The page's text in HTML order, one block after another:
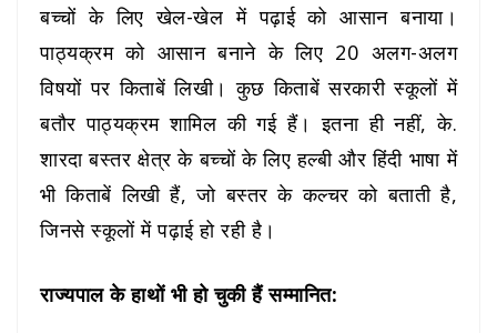
बच्चों के लिए खेल-खेल में पढ़ाई को आसान बनाया।
पाठ्यक्रम को आसान बनाने के लिए 20 अलग-अलग
विषयों पर किताबें लिखी। कुछ किताबें सरकारी स्कूलों में
बतौर पाठ्यक्रम शामिल की गई हैं। इतना ही नहीं, के.
शारदा बस्तर क्षेत्र के बच्चों के लिए हल्बी और हिंदी भाषा में
भी किताबें लिखी हैं, जो बस्तर के कल्चर को बताती है,
जिनसे स्कूलों में पढ़ाई हो रही है।
राज्यपाल के हाथों भी हो चुकी हैं सम्मानित: